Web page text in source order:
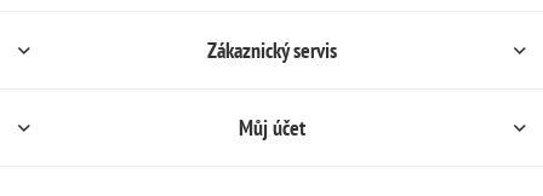
Zákaznický servis
Můj účet